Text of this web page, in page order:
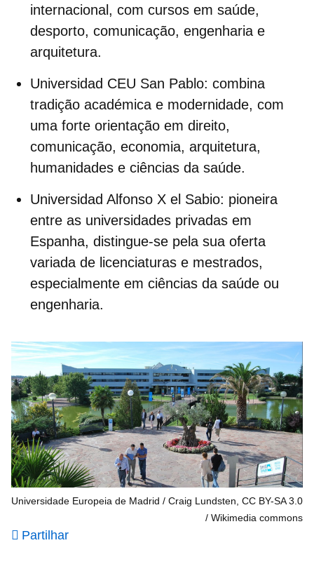
internacional, com cursos em saúde,
desporto, comunicação, engenharia e
arquitetura.
Universidad CEU San Pablo: combina
tradição académica e modernidade, com
uma forte orientação em direito,
comunicação, economia, arquitetura,
humanidades e ciências da saúde.
Universidad Alfonso X el Sabio: pioneira
entre as universidades privadas em
Espanha, distingue-se pela sua oferta
variada de licenciaturas e mestrados,
especialmente em ciências da saúde ou
engenharia.
Universidade Europeia de Madrid / Craig Lundsten, CC BY-SA 3.0
Wikimedia commons
Partilhar